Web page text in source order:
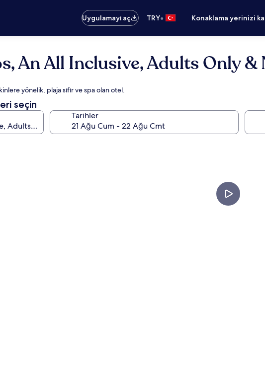
Uygulamayı aç
TRY• Konaklama yerinizi
An All Inclusive, Adults Only
yönelik, plaja sıfır ve spa olan otel.
seçin
Tarihler